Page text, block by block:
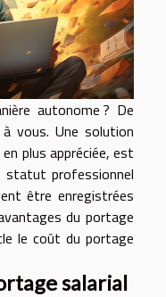
autonome ? De
vous. Une solution
plus appréciée, est
statut professionnel
être enregistrées
du portage
le coût du portage
salarial